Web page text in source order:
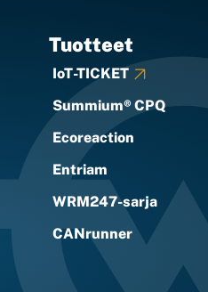
Tuotteet
IoT-TICKET
Summium® CPQ
Ecoreaction
Entriam
WRM247-sarja
CANrunner